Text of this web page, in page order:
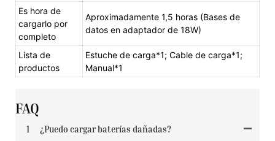
Es hora de
cargarlo por
completo
Aproximadamente 1,5 horas (Bases de
datos en adaptador de 18W)
Lista de
productos
Estuche de carga*1; Cable de carga*1;
Manual*1
FAQ
1 ¿Puedo cargar baterías dañadas?